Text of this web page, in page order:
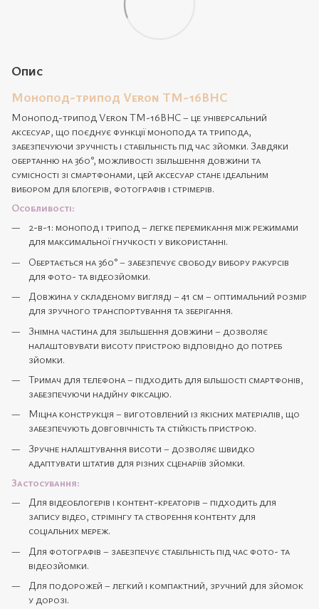
Опис
Монопод-трипод Veron TM-16BHC
Монопод-трипод Veron TM-16BHC – це універсальний
аксесуар, що поєднує функції монопода та трипода,
забезпечуючи зручність і стабільність під час зйомки. Завдяки
обертанню на 360°, можливості збільшення довжини та
сумісності зі смартфонами, цей аксесуар стане ідеальним
вибором для блогерів, фотографів і стрімерів.
Особливості:
2-в-1: монопод і трипод – легке перемикання між режимами
для максимальної гнучкості у використанні.
Обертається на 360° – забезпечує свободу вибору ракурсів
для фото- та відеозйомки.
Довжина у складеному вигляді – 41 см – оптимальний розмір
для зручного транспортування та зберігання.
Знімна частина для збільшення довжини – дозволяє
налаштовувати висоту пристрою відповідно до потреб
зйомки.
Тримач для телефона – підходить для більшості смартфонів,
забезпечуючи надійну фіксацію.
Міцна конструкція – виготовлений із якісних матеріалів, що
забезпечують довговічність та стійкість пристрою.
Зручне налаштування висоти – дозволяє швидко
адаптувати штатив для різних сценаріїв зйомки.
Застосування:
Для відеоблогерів і контент-креаторів – підходить для
запису відео, стрімінгу та створення контенту для
соціальних мереж.
Для фотографів – забезпечує стабільність під час фото- та
відеозйомки.
Для подорожей – легкий і компактний, зручний для зйомок
у дорозі.